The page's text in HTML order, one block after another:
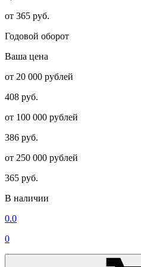
от 365 руб.
Годовой оборот
Ваша цена
от 20 000 рублей
408 руб.
от 100 000 рублей
386 руб.
от 250 000 рублей
365 руб.
В наличии
0.0
0